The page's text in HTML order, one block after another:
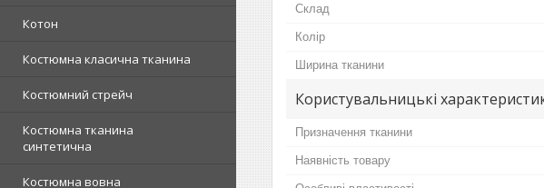
Котон
Костюмна класична тканина
Костюмний стрейч
Костюмна тканина
синтетична
Костюмна вовна
Склад
Колір
Ширина тканини
Користувальницькі
Призначення тканини
Наявність товару